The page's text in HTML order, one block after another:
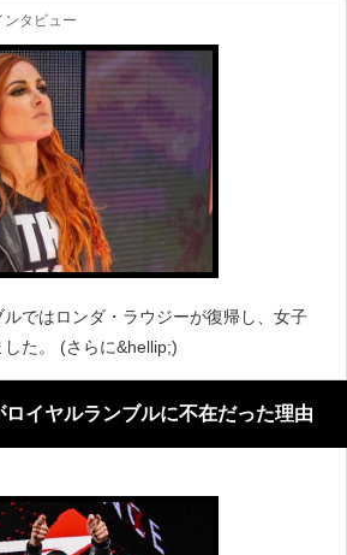
ンタビュー
ではロンダ・ラウジーが復帰し、女子
た。 (さらに&hellip;)
イヤルランブルに不在だった理由